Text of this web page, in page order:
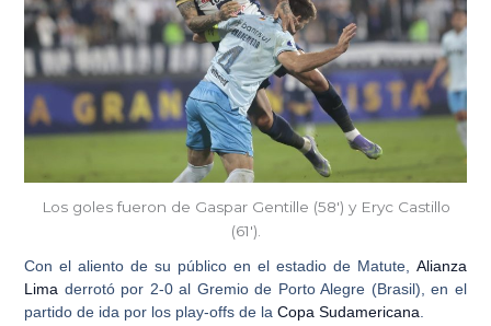
Los goles fueron de Gaspar Gentille (58') y Eryc Castillo
(61').
Con el aliento de su público en el estadio de Matute, Alianza
Lima derrotó por 2-0 al Gremio de Porto Alegre (Brasil), en el
partido de ida por los play-offs de laCopa Sudamericana